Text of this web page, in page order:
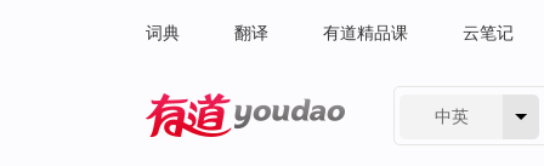
词典 翻译 有道精品课 云笔记
中英